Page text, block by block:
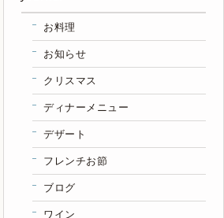
お料理
お知らせ
クリスマス
ディナーメニュー
デザート
フレンチお節
ブログ
ワイン